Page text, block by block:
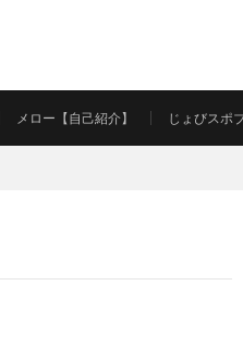
メロー【自己紹介】 じょびスポ